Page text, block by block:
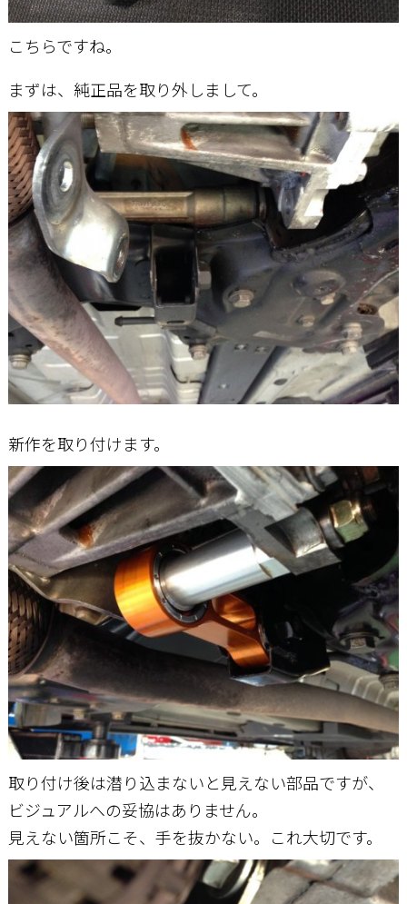
こちらですね。
まずは、純正品を取り外しまして。
新作を取り付けます。
取り付け後は潜り込まないと見えない部品ですが、
ビジュアルへの妥協はありません。
見えない箇所こそ、手を抜かない。これ大切です。